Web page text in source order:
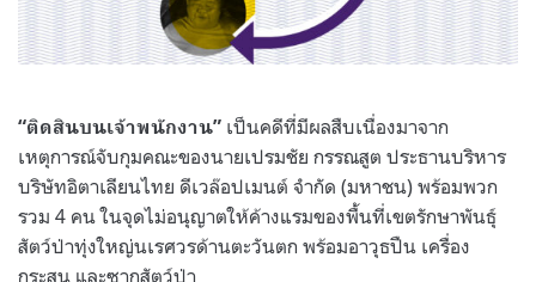
“ติดสินบนเจ้าพนักงาน” เป็นคดีที่มีผลสืบเนื่องมาจาก
เหตุการณ์จับกุมคณะของนายเปรมชัย กรรณสูต ประธานบริหาร
บริษัทอิตาเลียนไทย ดีเวล๊อปเมนต์ จำกัด (มหาชน) พร้อมพวก
รวม 4 คน ในจุดไม่อนุญาตให้ค้างแรมของพื้นที่เขตรักษาพันธุ์
สัตว์ป่าทุ่งใหญ่นเรศวรด้านตะวันตก พร้อมอาวุธปืน เครื่อง
กระสุน และซากสัตว์ป่า